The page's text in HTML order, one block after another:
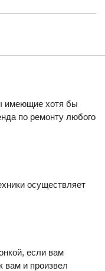
имеющие хотя бы
по ремонту любого
осуществляет
если вам
вам и произвел